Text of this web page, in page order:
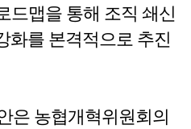
드맵을 통해 조직 쇄신
화를 본격적으로 추진
은 농협개혁위원회의